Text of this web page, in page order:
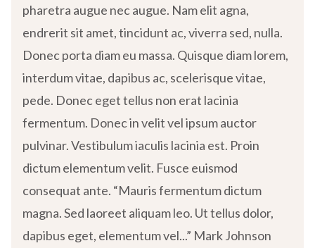
pharetra augue nec augue. Nam elit agna,
endrerit sit amet, tincidunt ac, viverra sed, nulla.
Donec porta diam eu massa. Quisque diam lorem,
interdum vitae, dapibus ac, scelerisque vitae,
pede. Donec eget tellus non erat lacinia
fermentum. Donec in velit vel ipsum auctor
pulvinar. Vestibulum iaculis lacinia est. Proin
dictum elementum velit. Fusce euismod
consequat ante. “Mauris fermentum dictum
magna. Sed laoreet aliquam leo. Ut tellus dolor,
dapibus eget, elementum vel...” Mark Johnson